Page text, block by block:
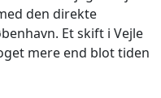
den direkte
Et skift i Vejle
mere end blot tiden